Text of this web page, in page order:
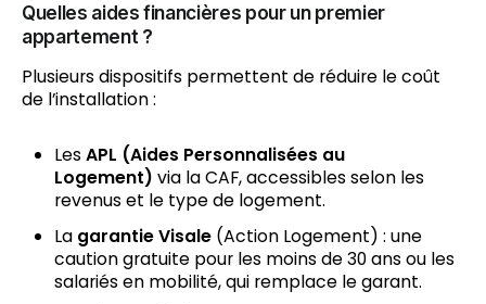
Quelles aides financières pour un premier
appartement ?
Plusieurs dispositifs permettent de réduire le coût
de l’installation :
LesAPL (Aides Personnalisées au
Logement) via la CAF, accessibles selon les
revenus et le type de logement.
La garantie Visale (Action Logement) : une
caution gratuite pour les moins de 30 ans ou les
salariés en mobilité, qui remplace le garant.